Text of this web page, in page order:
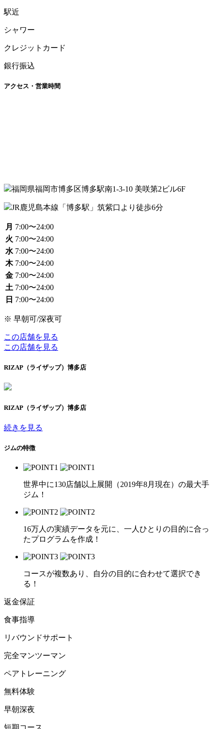
駅近
シャワー
クレジットカード
銀行振込
アクセス・営業時間
福岡県福岡市博多区博多駅南1-3-10 美咲第2ビル6F
JR鹿児島本線「博多駅」筑紫口より徒歩6分
月 7:00〜24:00
火 7:00〜24:00
水 7:00〜24:00
木 7:00〜24:00
金 7:00〜24:00
土 7:00〜24:00
日 7:00〜24:00
※ 早朝可/深夜可
この店舗を見る
この店舗を見る
RIZAP（ライザップ）博多店
RIZAP（ライザップ）博多店
続きを見る
ジムの特徴
世界中に130店舗以上展開（2019年8月現在）の最大手
ジム！
16万人の実績データを元に、一人ひとりの目的に合っ
たプログラムを作成！
コースが複数あり、自分の目的に合わせて選択でき
る！
返金保証
食事指導
リバウンドサポート
完全マンツーマン
ペアトレーニング
無料体験
早朝深夜
短期コース